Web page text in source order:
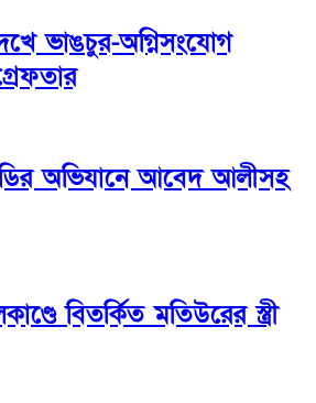
ভাঙচুর-অগ্নিসংযোগ
অভিযানে আবেদ আলীসহ
বিতর্কিত মতিউরের স্ত্রী